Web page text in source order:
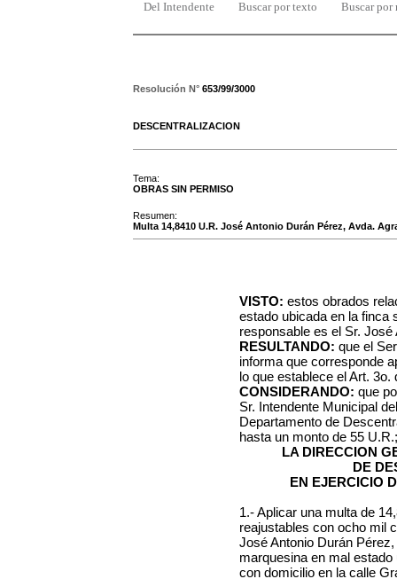
Del Intendente Buscar por texto Buscar por
Resolución N° 653/99/3000
DESCENTRALIZACION
Tema:
OBRAS SIN PERMISO
Resumen:
Multa 14,8410 U.R. José Antonio Durán Pérez, Avda.
VISTO: estos obrados
estado ubicada en la finca
responsable es el Sr.
RESULTANDO: que el
informa que corresponde
lo que establece el Art.
CONSIDERANDO: que
Sr. Intendente Municipal
Departamento de
hasta un monto de 55 U.R.;
LA DIRECCION
DE
EN EJERCICIO
1.- Aplicar una multa de
reajustables con ocho mil
José Antonio Durán
marquesina en mal
con domicilio en la calle